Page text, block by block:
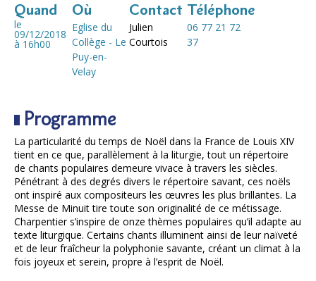
Quand
le
09/12/2018
à 16h00
Où
Eglise du
Collège - Le
Puy-en-
Velay
Contact
Julien
Courtois
Téléphone
06 77 21 72
37
Programme
La particularité du temps de Noël dans la France de Louis XIV
tient en ce que, parallèlement à la liturgie, tout un répertoire
de chants populaires demeure vivace à travers les siècles.
Pénétrant à des degrés divers le répertoire savant, ces noëls
ont inspiré aux compositeurs les œuvres les plus brillantes. La
Messe de Minuit tire toute son originalité de ce métissage.
Charpentier s’inspire de onze thèmes populaires qu’il adapte au
texte liturgique. Certains chants illuminent ainsi de leur naïveté
et de leur fraîcheur la polyphonie savante, créant un climat à la
fois joyeux et serein, propre à l’esprit de Noël.